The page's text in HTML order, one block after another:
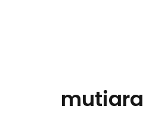
mutiara